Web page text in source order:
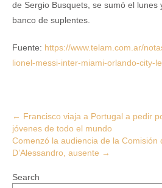
de Sergio Busquets, se sumó el lunes
banco de suplentes.
Fuente: https://www.telam.com.ar/
lionel-messi-inter-miami-orlando-city-
Post
navigation
← Francisco viaja a Portugal a pedir
jóvenes de todo el mundo
Comenzó la audiencia de la Comisión
D’Alessandro, ausente →
Search